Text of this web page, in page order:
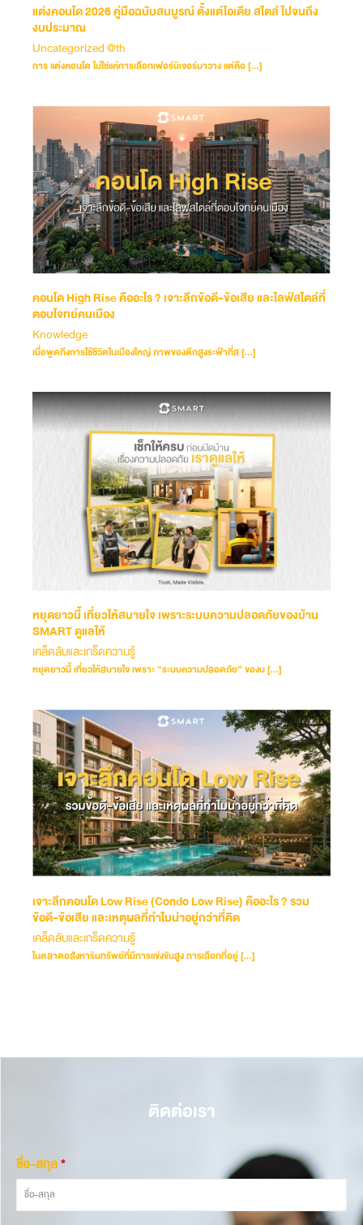
แต่งคอนโด 2026 คู่มือฉบับสมบูรณ์ ตั้งแต่ไอเดีย สไตล์ ไปจนถึง
งบประมาณ
Uncategorized @th
การ แต่งคอนโด ไม่ใช่แค่การเลือกเฟอร์นิเจอร์มาวาง แต่คือ […]
คอนโด High Rise คืออะไร ? เจาะลึกข้อดี-ข้อเสีย และไลฟ์สไตล์ที่
ตอบโจทย์คนเมือง
Knowledge
เมื่อพูดถึงการใช้ชีวิตในเมืองใหญ่ ภาพของตึกสูงระฟ้าที่ส […]
หยุดยาวนี้ เที่ยวให้สบายใจ เพราะระบบความปลอดภัยของบ้าน
SMART ดูแลให้
เคล็ดลับและเกร็ดความรู้
หยุดยาวนี้ เที่ยวให้สบายใจ เพราะ “ระบบความปลอดภัย” ของบ […]
เจาะลึกคอนโด Low Rise (Condo Low Rise) คืออะไร ? รวม
ข้อดี-ข้อเสีย และเหตุผลที่ทำไมน่าอยู่กว่าที่คิด
เคล็ดลับและเกร็ดความรู้
ในตลาดอสังหาริมทรัพย์ที่มีการแข่งขันสูง การเลือกที่อยู่ […]
ติดต่อเรา
ชื่อ-สกุล*